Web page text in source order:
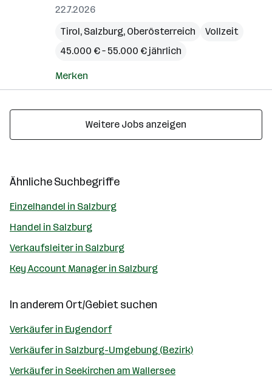
22.7.2026
Tirol, Salzburg, Oberösterreich
Vollzeit
45.000 € – 55.000 € jährlich
Merken
Weitere Jobs anzeigen
Ähnliche Suchbegriffe
Einzelhandel in Salzburg
Handel in Salzburg
Verkaufsleiter in Salzburg
Key Account Manager in Salzburg
In anderem Ort/Gebiet suchen
Verkäufer in Eugendorf
Verkäufer in Salzburg-Umgebung (Bezirk)
Verkäufer in Seekirchen am Wallersee